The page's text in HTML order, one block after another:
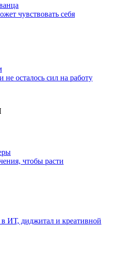
чувствовать себя
не осталось сил на работу
чтобы расти
в ИТ, диджитал и креативной